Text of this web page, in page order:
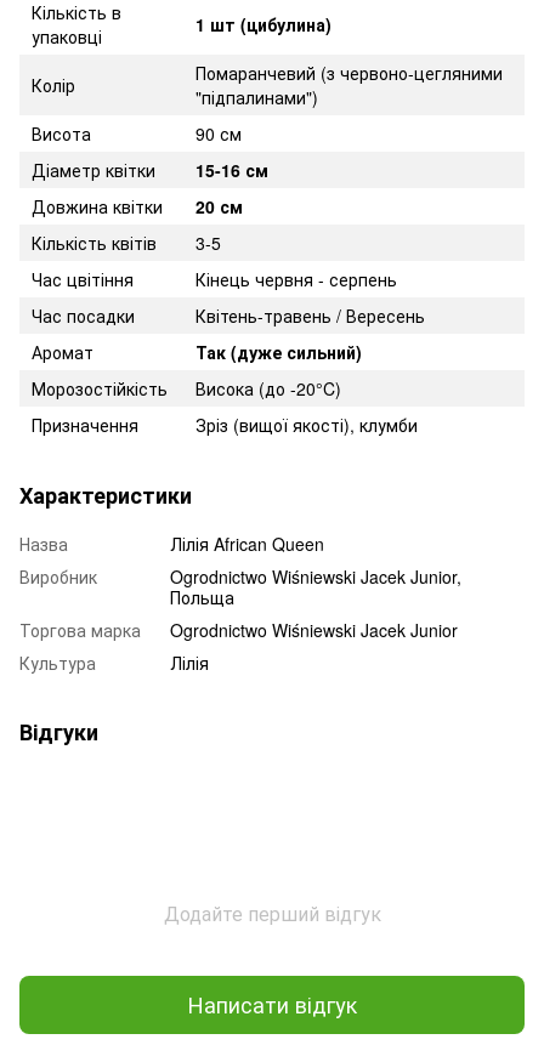
Кількість в
упаковці
1 шт (цибулина)
Колір
Помаранчевий (з червоно-цегляними
"підпалинами")
Висота
90 см
Діаметр квітки
15-16 см
Довжина квітки
20 см
Кількість квітів
3-5
Час цвітіння
Кінець червня - серпень
Час посадки
Квітень-травень / Вересень
Аромат
Так (дуже сильний)
Морозостійкість
Висока (до -20°C)
Призначення
Зріз (вищої якості), клумби
Характеристики
Назва
Лілія African Queen
Виробник
Ogrodnictwo Wiśniewski Jacek Junior,
Польща
Торгова марка
Ogrodnictwo Wiśniewski Jacek Junior
Культура
Лілія
Відгуки
Додайте перший відгук
Написати відгук